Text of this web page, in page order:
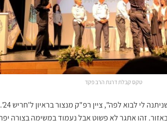
טקס קבלת דרגת הרב פקד
באזור. זהו אתגר לא פשוט אבל נעמוד במשימה בצורה